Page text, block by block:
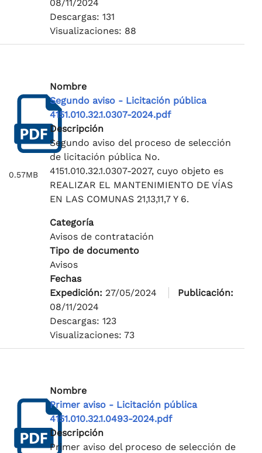
08/11/2024
Descargas: 131
Visualizaciones: 88
0.57MB
Nombre
Segundo aviso - Licitación pública
4151.010.32.1.0307-2024.pdf
Descripción
Segundo aviso del proceso de selección
de licitación pública No.
4151.010.32.1.0307-2027, cuyo objeto es
REALIZAR EL MANTENIMIENTO DE VÍAS
EN LAS COMUNAS 21,13,11,7 Y 6.
Categoría
Avisos de contratación
Tipo de documento
Avisos
Fechas
Expedición: 27/05/2024
Publicación:
08/11/2024
Descargas: 123
Visualizaciones: 73
Nombre
Primer aviso - Licitación pública
4151.010.32.1.0493-2024.pdf
Descripción
Primer aviso del proceso de selección de